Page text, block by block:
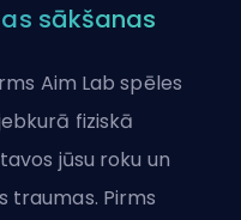
sākšanas
Aim Lab spēles
fiziskā
jūsu roku un
traumas. Pirms